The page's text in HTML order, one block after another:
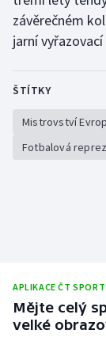
závěrečném
jarní
ŠTÍTKY
Mistrovství
Fotbalová
APLIKACE ČT SPORT
Mějte celý
velké